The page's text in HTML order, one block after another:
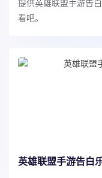
提供英雄联盟手游告
看吧。
英雄联盟手游告白